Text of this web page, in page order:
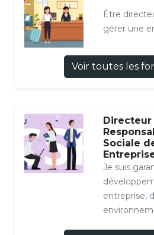
Être
gérer une
Voir toutes les
Directeur
Sociale
Je suis
entreprise,